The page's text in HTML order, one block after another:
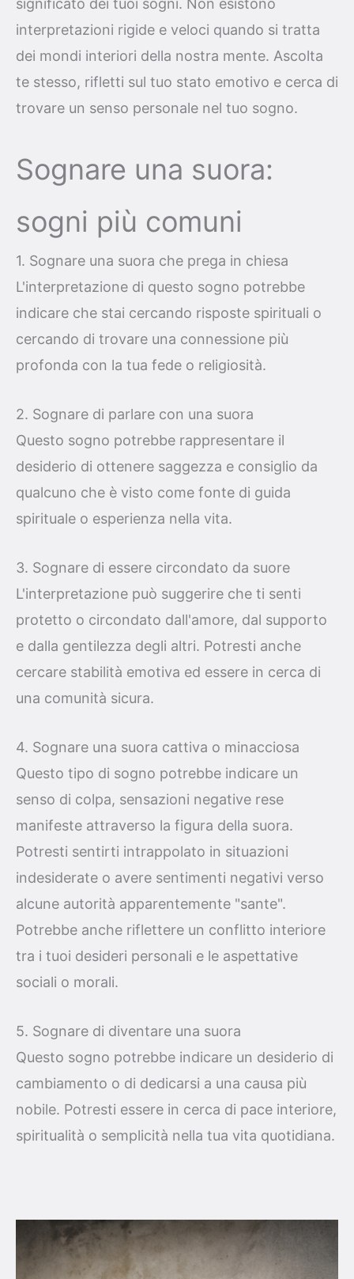
interpretazioni rigide e veloci quando si tratta
dei mondi interiori della nostra mente. Ascolta
te stesso, rifletti sul tuo stato emotivo e cerca di
trovare un senso personale nel tuo sogno.
Sognare una suora:
sogni più comuni
1. Sognare una suora che prega in chiesa
L'interpretazione di questo sogno potrebbe
indicare che stai cercando risposte spirituali o
cercando di trovare una connessione più
profonda con la tua fede o religiosità.
2. Sognare di parlare con una suora
Questo sogno potrebbe rappresentare il
desiderio di ottenere saggezza e consiglio da
qualcuno che è visto come fonte di guida
spirituale o esperienza nella vita.
3. Sognare di essere circondato da suore
L'interpretazione può suggerire che ti senti
protetto o circondato dall'amore, dal supporto
e dalla gentilezza degli altri. Potresti anche
cercare stabilità emotiva ed essere in cerca di
una comunità sicura.
4. Sognare una suora cattiva o minacciosa
Questo tipo di sogno potrebbe indicare un
senso di colpa, sensazioni negative rese
manifeste attraverso la figura della suora.
Potresti sentirti intrappolato in situazioni
indesiderate o avere sentimenti negativi verso
alcune autorità apparentemente "sante".
Potrebbe anche riflettere un conflitto interiore
tra i tuoi desideri personali e le aspettative
sociali o morali.
5. Sognare di diventare una suora
Questo sogno potrebbe indicare un desiderio di
cambiamento o di dedicarsi a una causa più
nobile. Potresti essere in cerca di pace interiore,
spiritualità o semplicità nella tua vita quotidiana.